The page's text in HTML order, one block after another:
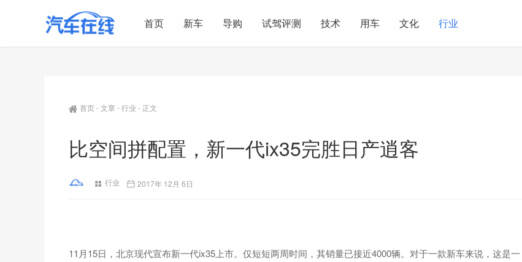
首页 新车 导购 试驾评测 技术 用车 文化 行业
首页-文章-行业 - 正文
比空间拼配置，新一代ix35完胜日产逍客
行业 2017年 12月 6日
11月15日，北京现代宣布新一代ix35上市。仅短短两周时间，其销量已接近4000辆。对于一款新车来说，这是一